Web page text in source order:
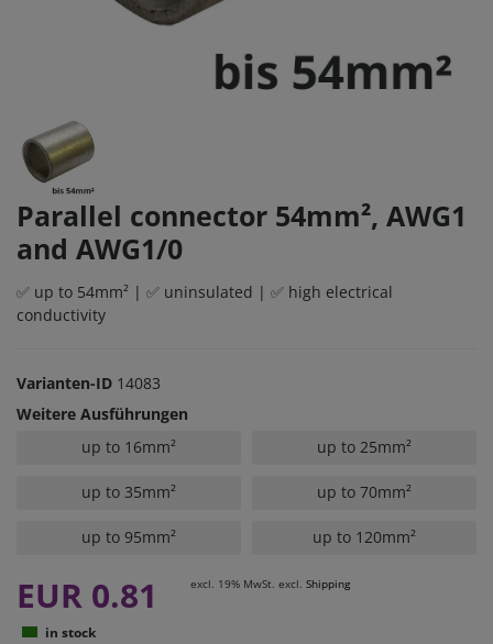
Parallel connector 54mm², AWG1
and AWG1/0
✅ up to 54mm² | ✅ uninsulated | ✅ high electrical
conductivity
Varianten-ID 14083
Weitere Ausführungen
up to 16mm²
up to 25mm²
up to 35mm² up to 70mm²
up to 95mm² up to 120mm²
EUR 0.81 excl. 19% MwSt. excl. Shipping
in stock